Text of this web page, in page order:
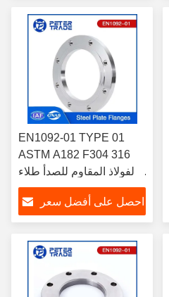
EN1092-01 TYPE 01
ASTM A182 F304 316
الفولاذ المقاوم للصدأ طلاء
الصفحة المسطحة PN 25
PLFF DN10-DN800
للصناعة الكيميائية
احصل على أفضل سعر